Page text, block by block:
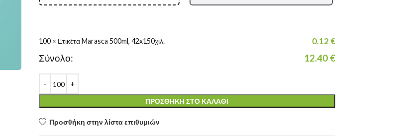
ΠΡΟΣΘΉΚΗ ΣΤΟ ΚΑΛΆΘΙ
100 × Ετικέτα Marasca 500ml, 42x150χιλ. 0.12 €
Σύνολο: 12.40 €
Προσθήκη στην λίστα επιθυμιών